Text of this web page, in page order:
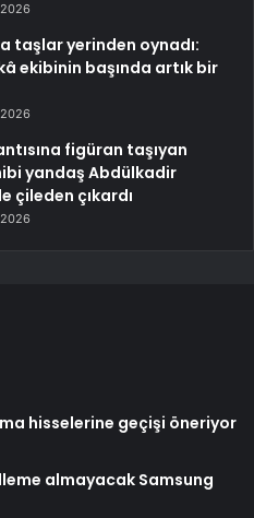
taşlar yerinden oynadı:
ekibinin başında artık bir
figüran taşıyan
yandaş Abdülkadir
çileden çıkardı
hisselerine geçişi öneriyor
almayacak Samsung